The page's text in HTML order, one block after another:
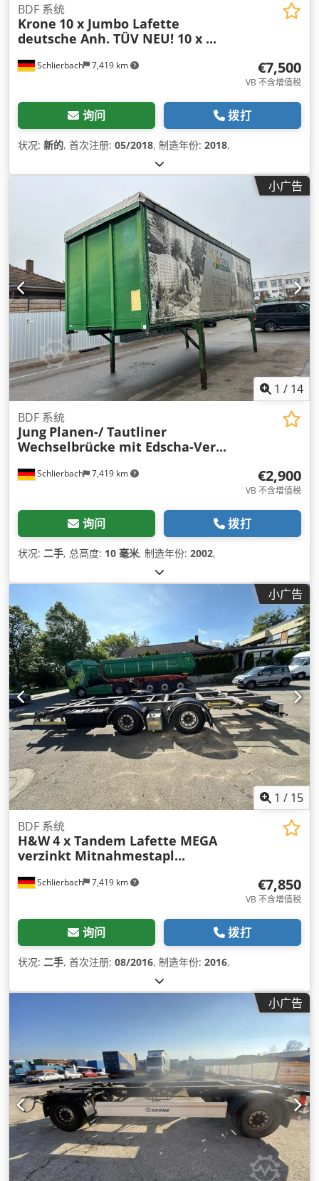
Schlierbach 7,419 km
BDF 系统
Krone 10 x Jumbo Lafette
deutsche Anh. TÜV NEU! 10 x ...
€7,500
VB 不含增值税
询问 拨打
状况: 新的, 首次注册: 05/2018, 制造年份: 2018,
小广告
1 / 14
Schlierbach 7,419 km
BDF 系统
Jung Planen-/ Tautliner
Wechselbrücke mit Edscha-Ver...
€2,900
VB 不含增值税
询问 拨打
状况: 二手, 总高度: 10 毫米, 制造年份: 2002,
小广告
1 / 15
Schlierbach 7,419 km
BDF 系统
H&W4 x Tandem Lafette MEGA
verzinkt Mitnahmestapl...
€7,850
VB 不含增值税
询问 拨打
状况: 二手, 首次注册: 08/2016, 制造年份: 2016,
小广告